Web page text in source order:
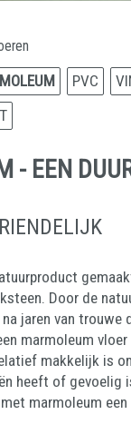
PVC
- EEN
Door de
jaren van trouwe
marmoleum
makkelijk is
heeft of gevoelig
marmoleum